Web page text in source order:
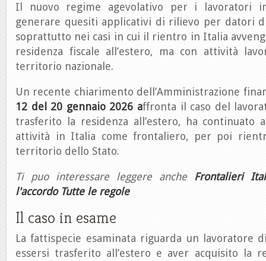
Il nuovo regime agevolativo per i lavoratori
generare quesiti applicativi di rilievo per datori
soprattutto nei casi in cui il rientro in Italia
residenza fiscale all’estero, ma con attività
territorio nazionale.
Un recente chiarimento dell’Amministrazione
12 del 20 gennaio 2026 affronta il caso del
trasferito la residenza all’estero, ha continuato
attività in Italia come frontaliero, per poi
territorio dello Stato.
Ti puo interessare leggere ancheFrontalieri
l'accordo Tutte le regole
Il caso in esame
La fattispecie esaminata riguarda un lavoratore
essersi trasferito all’estero e aver acquisito la